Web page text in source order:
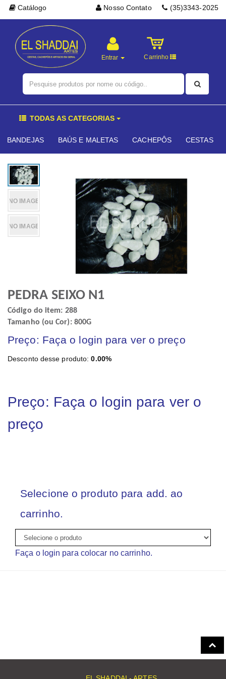
Nosso Contato (35)3343-2025
Catálogo
Entrar Carrinho
TODAS AS CATEGORIAS
BANDEJAS BAÚS E MALETAS CACHEPÔS CESTAS
PEDRA SEIXO N1
Código do item: 288
Tamanho (ou Cor): 800G
Preço: Faça o login para ver o preço
Desconto desse produto:0.00%
Preço: Faça o login para ver o
preço
Selecione o produto para add. ao
carrinho.
Faça o login para colocar no carrinho.